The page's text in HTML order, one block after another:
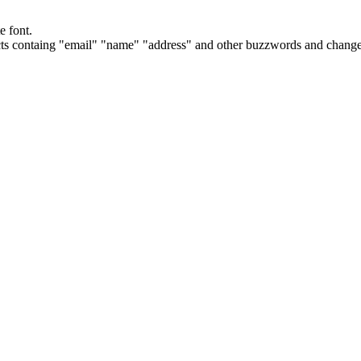
font.
containg "email" "name" "address" and other buzzwords and